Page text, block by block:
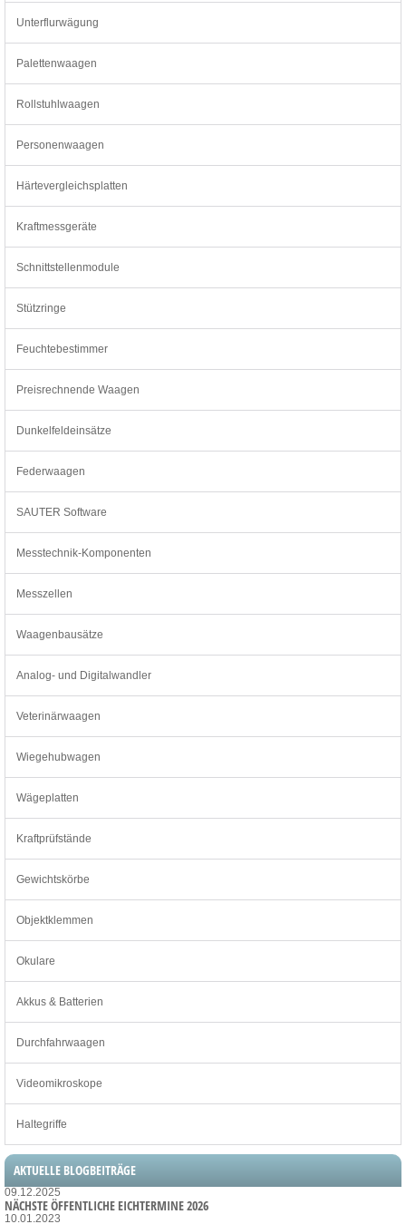
Unterflurwägung
Palettenwaagen
Rollstuhlwaagen
Personenwaagen
Härtevergleichsplatten
Kraftmessgeräte
Schnittstellenmodule
Stützringe
Feuchtebestimmer
Preisrechnende Waagen
Dunkelfeldeinsätze
Federwaagen
SAUTER Software
Messtechnik-Komponenten
Messzellen
Waagenbausätze
Analog- und Digitalwandler
Veterinärwaagen
Wiegehubwagen
Wägeplatten
Kraftprüfstände
Gewichtskörbe
Objektklemmen
Okulare
Akkus & Batterien
Durchfahrwaagen
Videomikroskope
Haltegriffe
AKTUELLE BLOGBEITRÄGE
09.12.2025
NÄCHSTE ÖFFENTLICHE EICHTERMINE 2026
10.01.2023